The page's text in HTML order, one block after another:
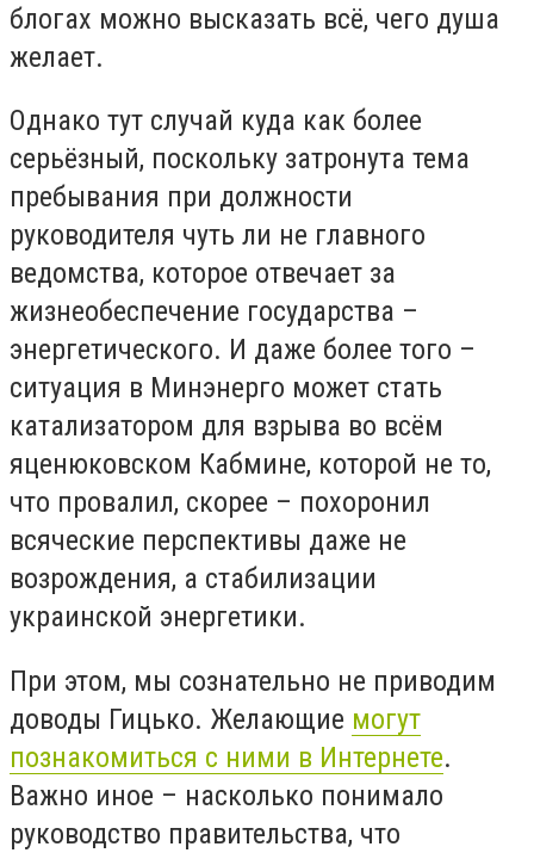
блогах можно высказать всё, чего душа
желает.
Однако тут случай куда как более
серьёзный, поскольку затронута тема
пребывания при должности
руководителя чуть ли не главного
ведомства, которое отвечает за
жизнеобеспечение государства –
энергетического. И даже более того –
ситуация в Минэнерго может стать
катализатором для взрыва во всём
яценюковском Кабмине, которой не то,
что провалил, скорее – похоронил
всяческие перспективы даже не
возрождения, а стабилизации
украинской энергетики.
При этом, мы сознательно не приводим
доводы Гицько. Желающие могут
познакомиться с ними в Интернете.
Важно иное – насколько понимало
руководство правительства, что